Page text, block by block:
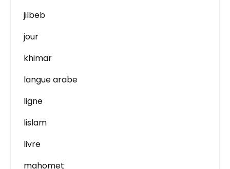
jilbeb
jour
khimar
langue arabe
ligne
lislam
livre
mahomet